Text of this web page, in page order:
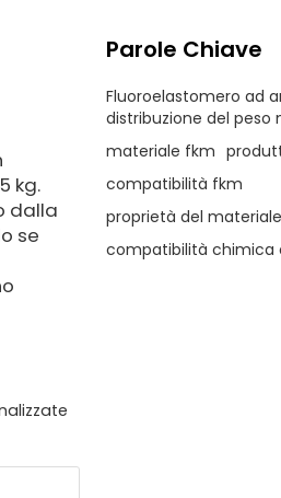
kg.
dalla
se
Parole Chiave
Fluoroelastomero ad
distribuzione del peso
materiale fkm
compatibilità fkm
proprietà del
compatibilità chimica